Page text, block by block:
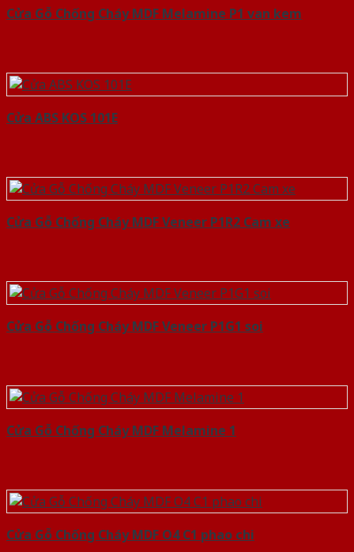
Cửa Gỗ Chống Cháy MDF Melamine P1 van kem
Cửa ABS KOS 101E
Cửa Gỗ Chống Cháy MDF Veneer P1R2 Cam xe
Cửa Gỗ Chống Cháy MDF Veneer P1G1 soi
Cửa Gỗ Chống Cháy MDF Melamine 1
Cửa Gỗ Chống Cháy MDF O4 C1 phao chi